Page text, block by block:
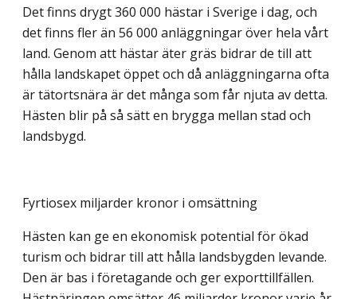
Det finns drygt 360 000 hästar i Sverige i dag, och
det finns fler än 56 000 anläggningar över hela vårt
land. Genom att hästar äter gräs bidrar de till att
hålla landskapet öppet och då anläggningarna ofta
är tätortsnära är det många som får njuta av detta.
Hästen blir på så sätt en brygga mellan stad och
landsbygd.
Fyrtiosex miljarder kronor i omsättning
Hästen kan ge en ekonomisk potential för ökad
turism och bidrar till att hålla landsbygden levande.
Den är bas i företagande och ger exporttillfällen.